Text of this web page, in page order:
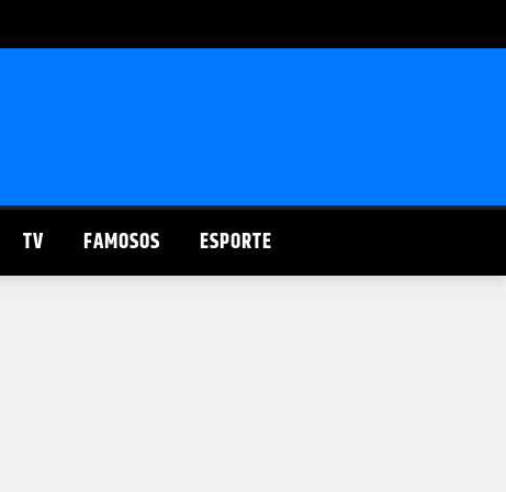
TV FAMOSOS ESPORTE